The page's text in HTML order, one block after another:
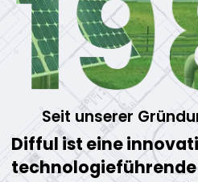
Seit unserer
Difful ist eine
technologieführende